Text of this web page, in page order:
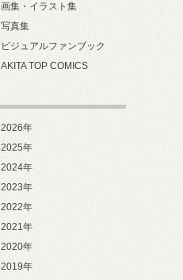
画集・イラスト集
写真集
ビジュアルファンブック
AKITA TOP COMICS
2026年
2025年
2024年
2023年
2022年
2021年
2020年
2019年